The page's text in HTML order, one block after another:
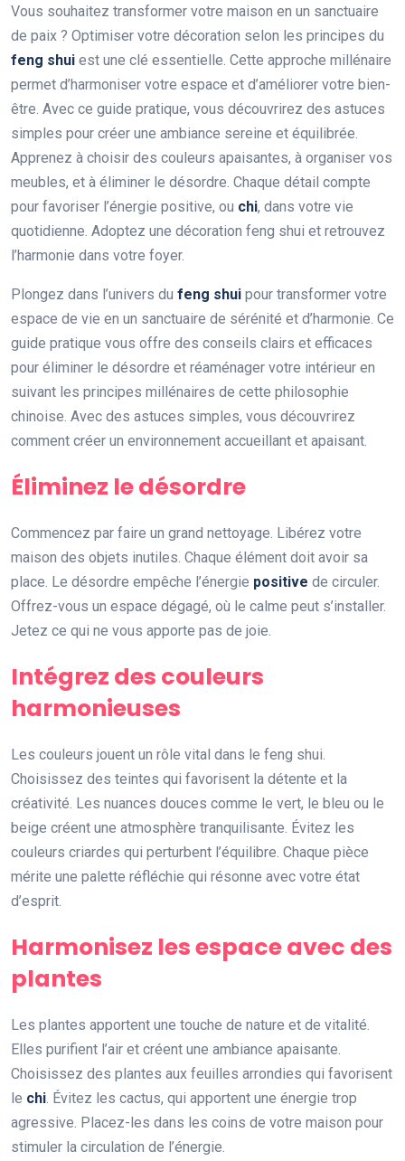
Vous souhaitez transformer votre maison en un sanctuaire
de paix ? Optimiser votre décoration selon les principes du
feng shui est une clé essentielle. Cette approche millénaire
permet d’harmoniser votre espace et d’améliorer votre bien-
être. Avec ce guide pratique, vous découvrirez des astuces
simples pour créer une ambiance sereine et équilibrée.
Apprenez à choisir des couleurs apaisantes, à organiser vos
meubles, et à éliminer le désordre. Chaque détail compte
pour favoriser l’énergie positive, ou chi, dans votre vie
quotidienne. Adoptez une décoration feng shui et retrouvez
l’harmonie dans votre foyer.
Plongez dans l’univers du feng shui pour transformer votre
espace de vie en un sanctuaire de sérénité et d’harmonie. Ce
guide pratique vous offre des conseils clairs et efficaces
pour éliminer le désordre et réaménager votre intérieur en
suivant les principes millénaires de cette philosophie
chinoise. Avec des astuces simples, vous découvrirez
comment créer un environnement accueillant et apaisant.
Éliminez le désordre
Commencez par faire un grand nettoyage. Libérez votre
maison des objets inutiles. Chaque élément doit avoir sa
place. Le désordre empêche l’énergie positive de circuler.
Offrez-vous un espace dégagé, où le calme peut s’installer.
Jetez ce qui ne vous apporte pas de joie.
Intégrez des couleurs
harmonieuses
Les couleurs jouent un rôle vital dans le feng shui.
Choisissez des teintes qui favorisent la détente et la
créativité. Les nuances douces comme le vert, le bleu ou le
beige créent une atmosphère tranquilisante. Évitez les
couleurs criardes qui perturbent l’équilibre. Chaque pièce
mérite une palette réfléchie qui résonne avec votre état
d’esprit.
Harmonisez les espace avec des
plantes
Les plantes apportent une touche de nature et de vitalité.
Elles purifient l’air et créent une ambiance apaisante.
Choisissez des plantes aux feuilles arrondies qui favorisent
le chi. Évitez les cactus, qui apportent une énergie trop
agressive. Placez-les dans les coins de votre maison pour
stimuler la circulation de l’énergie.